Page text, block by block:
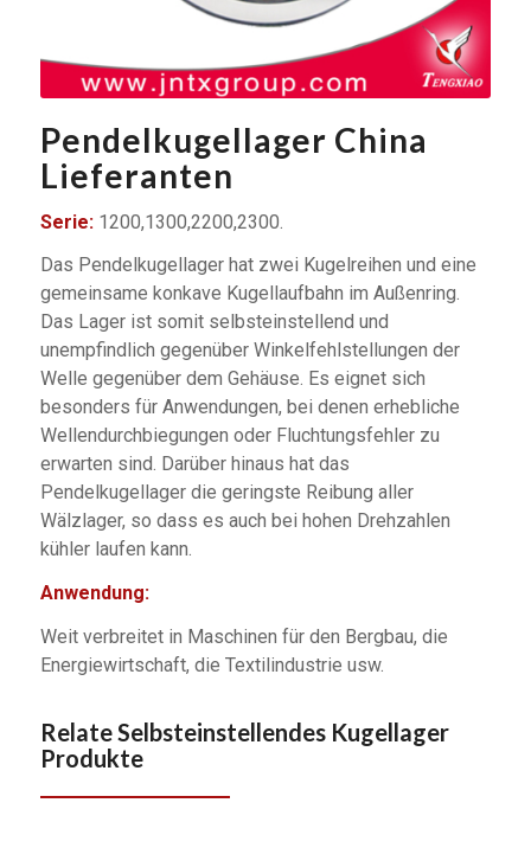
Pendelkugellager China
Lieferanten
Serie:1200,1300,2200,2300.
Das Pendelkugellager hat zwei Kugelreihen und eine
gemeinsame konkave Kugellaufbahn im Außenring.
Das Lager ist somit selbsteinstellend und
unempfindlich gegenüber Winkelfehlstellungen der
Welle gegenüber dem Gehäuse. Es eignet sich
besonders für Anwendungen, bei denen erhebliche
Wellendurchbiegungen oder Fluchtungsfehler zu
erwarten sind. Darüber hinaus hat das
Pendelkugellager die geringste Reibung aller
Wälzlager, so dass es auch bei hohen Drehzahlen
kühler laufen kann.
Anwendung:
Weit verbreitet in Maschinen für den Bergbau, die
Energiewirtschaft, die Textilindustrie usw.
RelateSelbsteinstellendes Kugellager
Produkte